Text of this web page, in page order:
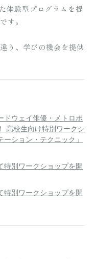
体験型プログラムを提
す。
う、学びの機会を提供
ドウェイ俳優・メトロポ
高校生向け特別ワークシ
ション・テクニック」
特別ワークショップを開
特別ワークショップを開